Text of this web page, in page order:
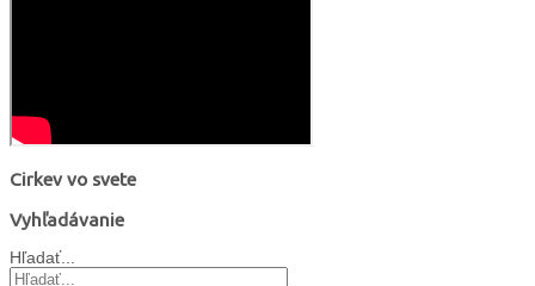
Cirkev vo svete
Vyhľadávanie
Hľadať...